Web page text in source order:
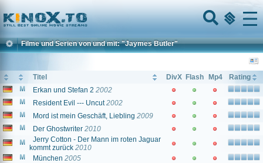
Home
Menu
Filme und Serien von und mit: "Jaymes Butler"
Titel DivX Flash Mp4
Rating
Erkan und Stefan 2 2002
Resident Evil --- Uncut 2002
Mord ist mein Geschäft, Liebling 2009
Der Ghostwriter 2010
Jerry Cotton - Der Mann im roten Jaguar
kommt zurück 2010
München 2005